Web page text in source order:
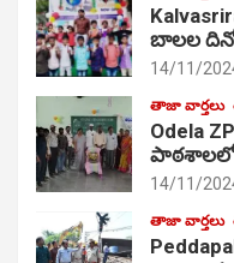
బాలల
14/11/
తాజా వార్తలు
Odela
పాఠ‌శాల‌లో
14/11/
తాజా వార్తలు